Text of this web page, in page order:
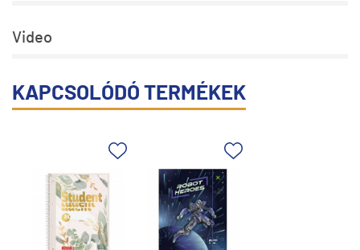
Video
KAPCSOLÓDÓ TERMÉKEK